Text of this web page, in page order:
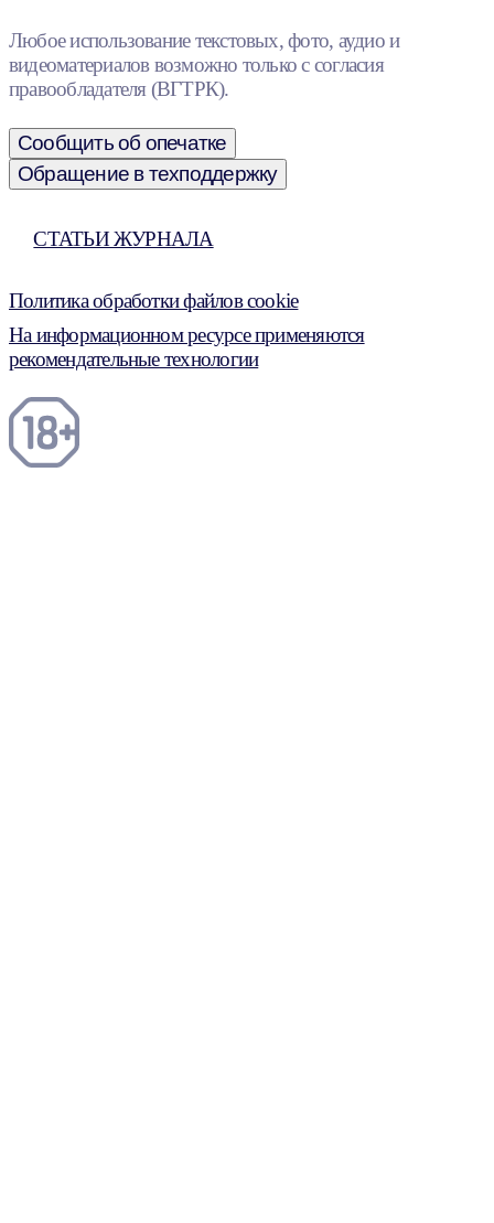
Любое использование текстовых, фото, аудио и
видеоматериалов возможно только с согласия
правообладателя (ВГТРК).
Сообщить об опечатке
Обращение в техподдержку
СТАТЬИ ЖУРНАЛА
Политика обработки файлов cookie
На информационном ресурсе применяются
рекомендательные технологии